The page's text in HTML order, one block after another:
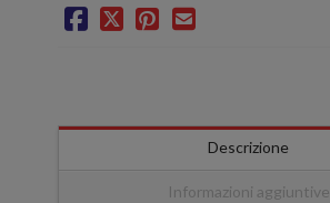
Descrizione
Informazioni aggiuntive